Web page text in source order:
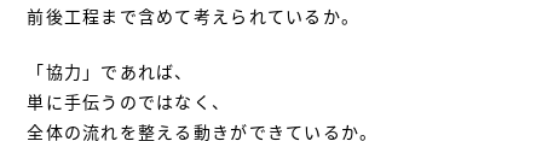
前後工程まで含めて考えられているか。
「協力」であれば、
単に手伝うのではなく、
全体の流れを整える動きができているか。